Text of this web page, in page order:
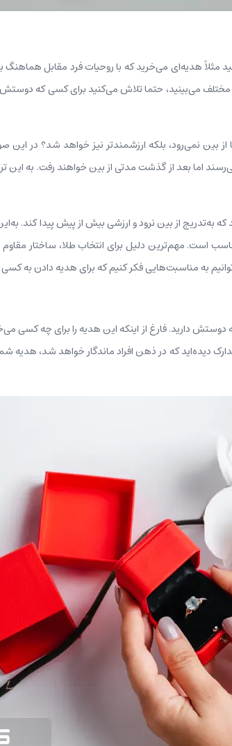
مثلاً هدیه‌ای می‌خرید که با روحیات فرد مقابل هماهنگ
می‌بینید، حتما تلاش می‌کنید برای کسی که دوستش
از بین نمی‌رود، بلکه ارزشمندتر نیز خواهد شد؟ در
اما بعد از گذشت مدتی از بین خواهند رفت. به این
به‌تدریج از بین نرود و ارزشی بیش از پیش پیدا کند.
مهم‌ترین دلیل برای انتخاب طلا، ساختار مقاوم
به مناسبت‌هایی فکر کنیم که برای هدیه دادن
دارید. فارغ از اینکه این هدیه را برای چه کسی
دیده‌اید که در ذهن افراد ماندگار خواهد شد،